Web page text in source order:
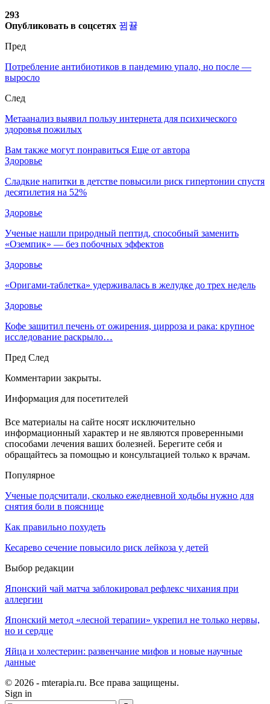
293
Опубликовать в соцсетях
Пред
Потребление антибиотиков в пандемию упало, но после —
выросло
След
Метаанализ выявил пользу интернета для психического
здоровья пожилых
Вам также могут понравиться Еще от автора
Здоровье
Сладкие напитки в детстве повысили риск гипертонии спустя
десятилетия на 52%
Здоровье
Ученые нашли природный пептид, способный заменить
«Оземпик» — без побочных эффектов
Здоровье
«Оригами-таблетка» удерживалась в желудке до трех недель
Здоровье
Кофе защитил печень от ожирения, цирроза и рака: крупное
исследование раскрыло…
Пред След
Комментарии закрыты.
Информация для посетителей
Все материалы на сайте носят исключительно
информационный характер и не являются проверенными
способами лечения ваших болезней. Берегите себя и
обращайтесь за помощью и консультацией только к врачам.
Популярное
Ученые подсчитали, сколько ежедневной ходьбы нужно для
снятия боли в пояснице
Как правильно похудеть
Кесарево сечение повысило риск лейкоза у детей
Выбор редакции
Японский чай матча заблокировал рефлекс чихания при
аллергии
Японский метод «лесной терапии» укрепил не только нервы,
но и сердце
Яйца и холестерин: развенчание мифов и новые научные
данные
© 2026 - mterapia.ru. Все права защищены.
Sign in